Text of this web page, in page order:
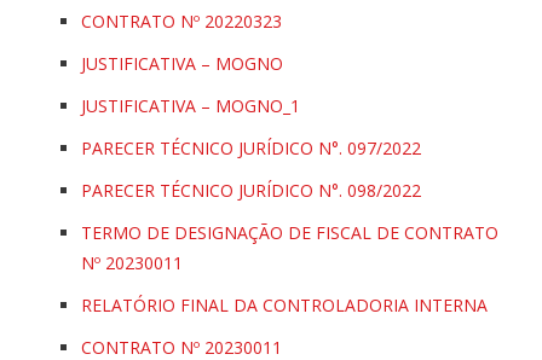
CONTRATO Nº 20220323
JUSTIFICATIVA – MOGNO
JUSTIFICATIVA – MOGNO_1
PARECER TÉCNICO JURÍDICO N°. 097/2022
PARECER TÉCNICO JURÍDICO N°. 098/2022
TERMO DE DESIGNAÇÃO DE FISCAL DE CONTRATO
Nº 20230011
RELATÓRIO FINAL DA CONTROLADORIA INTERNA
CONTRATO Nº 20230011